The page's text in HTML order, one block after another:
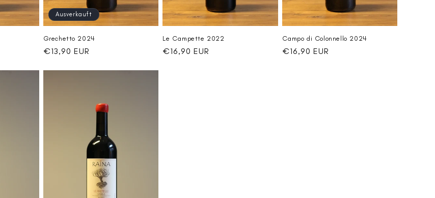
Ausverkauft
Grechetto 2024
Normaler
€13,90 EUR
Le Campette 2022
Normaler
€16,90 EUR
Campo di Colonnello 2024
Normaler
€16,90 EUR